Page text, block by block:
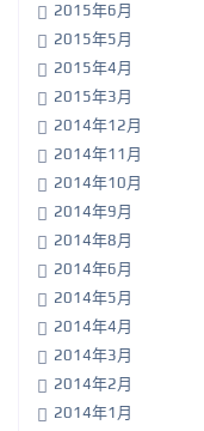
2015年6月
2015年5月
2015年4月
2015年3月
2014年12月
2014年11月
2014年10月
2014年9月
2014年8月
2014年6月
2014年5月
2014年4月
2014年3月
2014年2月
2014年1月